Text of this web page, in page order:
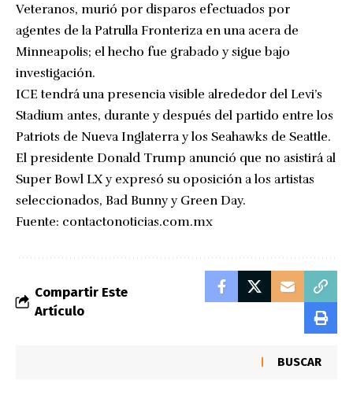
Veteranos, murió por disparos efectuados por
agentes de la Patrulla Fronteriza en una acera de
Minneapolis; el hecho fue grabado y sigue bajo
investigación.
ICE tendrá una presencia visible alrededor del Levi’s
Stadium antes, durante y después del partido entre los
Patriots de Nueva Inglaterra y los Seahawks de Seattle.
El presidente Donald Trump anunció que no asistirá al
Super Bowl LX y expresó su oposición a los artistas
seleccionados, Bad Bunny y Green Day.
Fuente: contactonoticias.com.mx
Compartir Este
Artículo
BUSCAR